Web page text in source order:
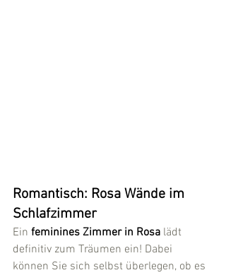
Romantisch: Rosa Wände im
Schlafzimmer
Ein feminines Zimmer in Rosa lädt
definitiv zum Träumen ein! Dabei
können Sie sich selbst überlegen, ob es